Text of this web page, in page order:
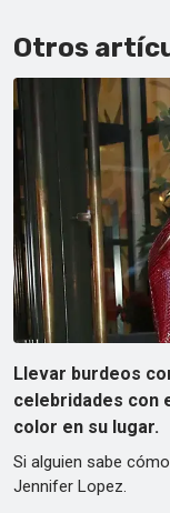
Otros
Llevar burdeos
celebridades con
color en su lugar.
Si alguien sabe
Jennifer Lopez.